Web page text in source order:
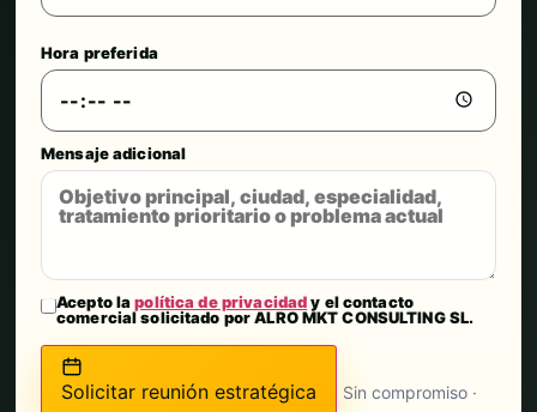
Hora preferida
Mensaje adicional
Acepto lapolítica de privacidady el contacto
comercial solicitado por ALRO MKT CONSULTING SL.
Solicitar reunión estratégica
Sin compromiso ·